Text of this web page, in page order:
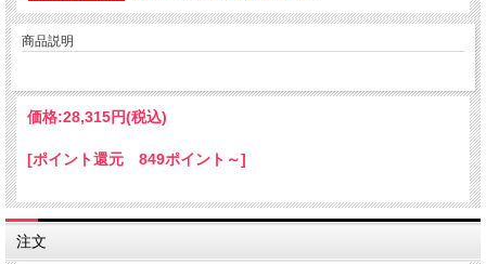
商品説明
価格:28,315円(税込)
[ポイント還元 849ポイント～]
注文